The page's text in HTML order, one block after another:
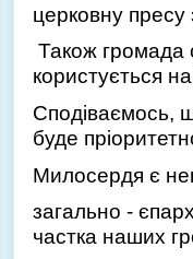
церковну
Також громада
користується
Сподіваємось,
буде
Милосердя є
загально -
частка наших